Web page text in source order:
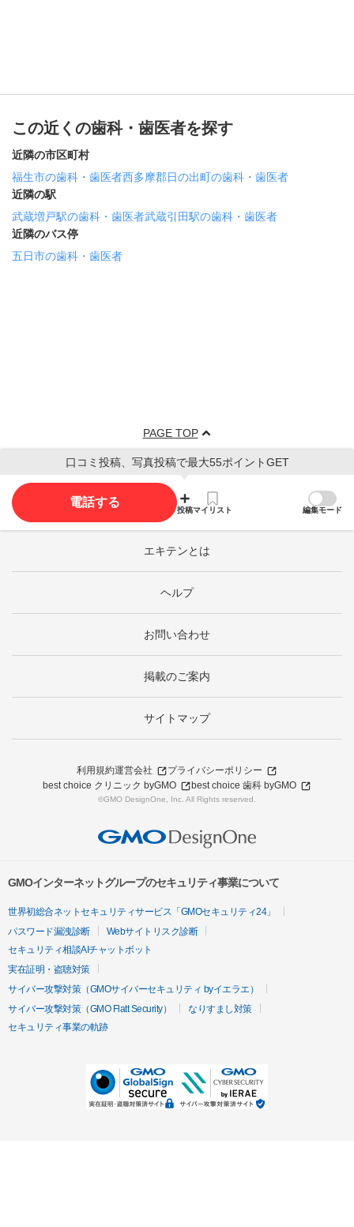
この近くの歯科・歯医者を探す
近隣の市区町村
福生市の歯科・歯医者西多摩郡日の出町の歯科・歯医者
近隣の駅
武蔵増戸駅の歯科・歯医者武蔵引田駅の歯科・歯医者
近隣のバス停
五日市の歯科・歯医者
PAGE TOP
口コミ投稿、写真投稿で最大55ポイントGET
電話する
投稿マイリスト 編集モード
エキテンとは
ヘルプ
お問い合わせ
掲載のご案内
サイトマップ
利用規約運営会社
プライバシーポリシー
best choice クリニック byGMO
best choice 歯科 byGMO
©GMO DesignOne, Inc. All Rights reserved.
GMOインターネットグループのセキュリティ事業について
世界初総合ネットセキュリティサービス「GMOセキュリティ24」
パスワード漏洩診断
Webサイトリスク診断
セキュリティ相談AIチャットボット
実在証明・盗聴対策
サイバー攻撃対策（GMOサイバーセキュリティ byイエラエ）
サイバー攻撃対策（GMO Flatt Security）
なりすまし対策
セキュリティ事業の軌跡